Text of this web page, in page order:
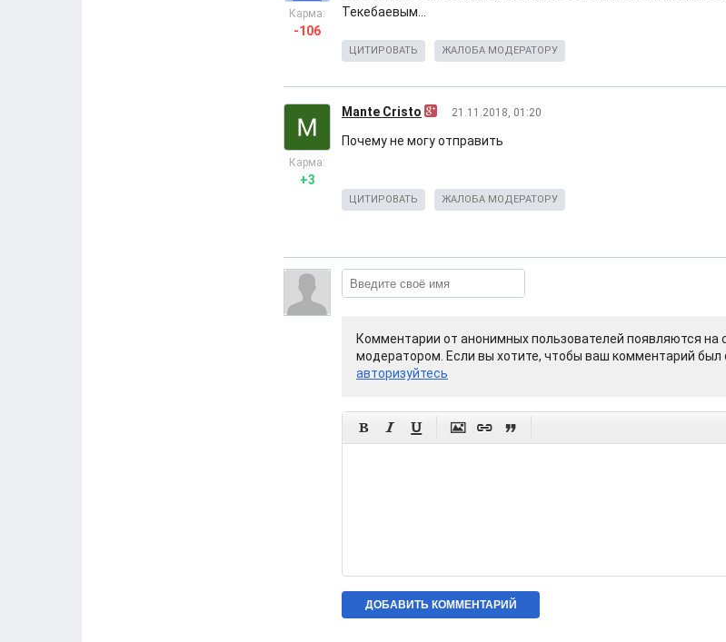
Карма:
-106
Текебаевым...
ЦИТИРОВАТЬ ЖАЛОБА МОДЕРАТОРУ
Mante Cristo 21.11.2018, 01:20
Карма:
+3
Почему не могу отправить
ЦИТИРОВАТЬ ЖАЛОБА МОДЕРАТОРУ
Комментарии от анонимных пользователей появляются на
модератором. Если вы хотите, чтобы ваш комментарий был
авторизуйтесь
     